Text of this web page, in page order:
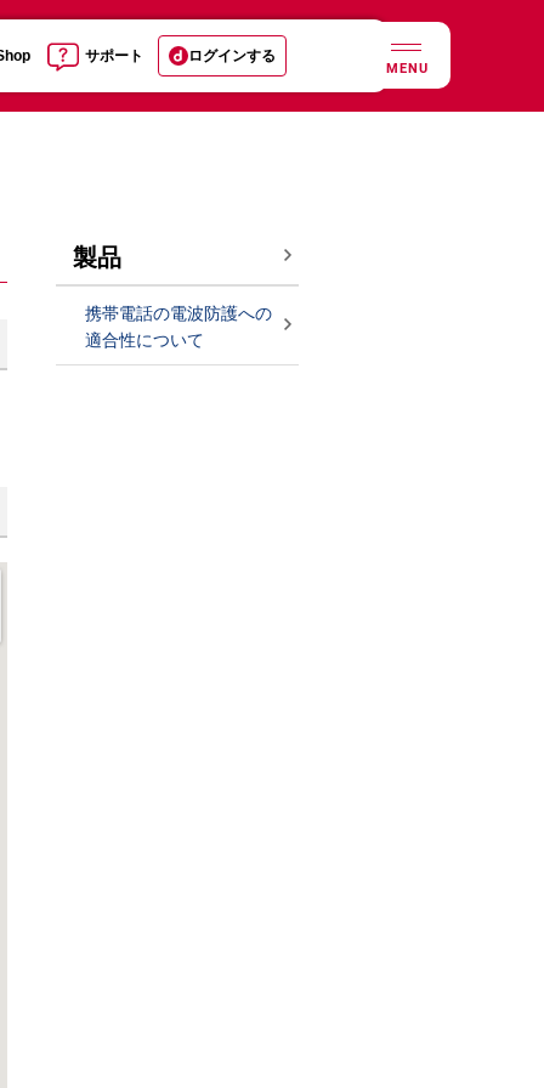
サポート ログインする
MENU
製品
携帯電話の電波防護への
適合性について